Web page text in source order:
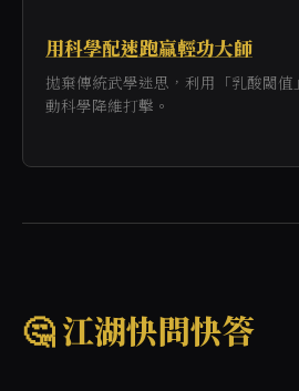
用科學配速跑贏輕功大師
拋棄傳統武學迷思，利用「乳酸閾
動科學降維打擊。
🤔 江湖快問快答